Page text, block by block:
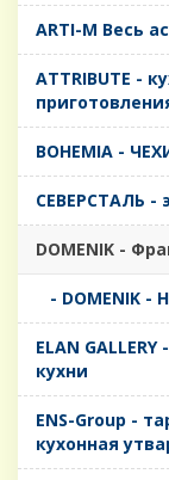
ARTI-M Весь
ATTRIBUTE -
BOHEMIA -
CЕВЕРСТАЛЬ -
DOMENIK -
- DOMENIK -
ELAN
кухни
ENS-Group -
кухонная